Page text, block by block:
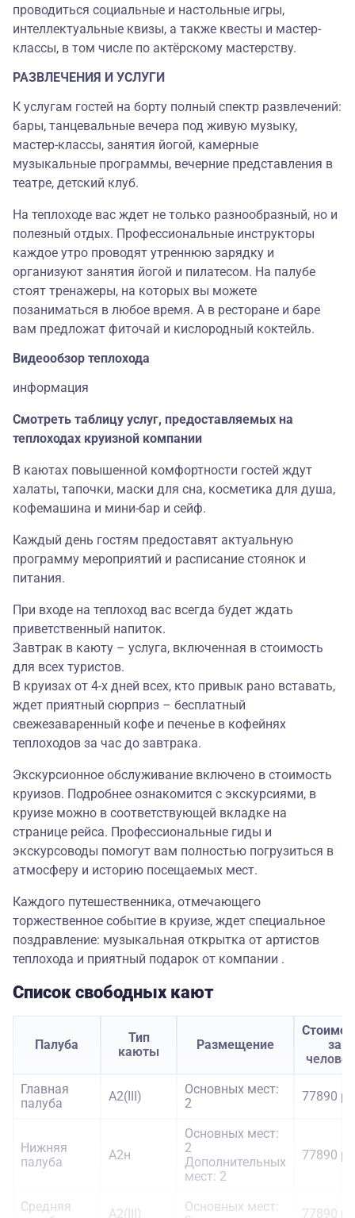
проводиться социальные и настольные игры,
интеллектуальные квизы, а также квесты и мастер-
классы, в том числе по актёрскому мастерству.
РАЗВЛЕЧЕНИЯ И УСЛУГИ
К услугам гостей на борту полный спектр развлечений:
бары, танцевальные вечера под живую музыку,
мастер-классы, занятия йогой, камерные
музыкальные программы, вечерние представления в
театре, детский клуб.
На теплоходе вас ждет не только разнообразный, но и
полезный отдых. Профессиональные инструкторы
каждое утро проводят утреннюю зарядку и
организуют занятия йогой и пилатесом. На палубе
стоят тренажеры, на которых вы можете
позаниматься в любое время. А в ресторане и баре
вам предложат фиточай и кислородный коктейль.
Видеообзор теплохода
информация
Смотреть таблицу услуг, предоставляемых на
теплоходах круизной компании
В каютах повышенной комфортности гостей ждут
халаты, тапочки, маски для сна, косметика для душа,
кофемашина и мини-бар и сейф.
Каждый день гостям предоставят актуальную
программу мероприятий и расписание стоянок и
питания.
При входе на теплоход вас всегда будет ждать
приветственный напиток.
Завтрак в каюту – услуга, включенная в стоимость
для всех туристов.
В круизах от 4-х дней всех, кто привык рано вставать,
ждет приятный сюрприз – бесплатный
свежезаваренный кофе и печенье в кофейнях
теплоходов за час до завтрака.
Экскурсионное обслуживание включено в стоимость
круизов. Подробнее ознакомится с экскурсиями, в
круизе можно в соответствующей вкладке на
странице рейса. Профессиональные гиды и
экскурсоводы помогут вам полностью погрузиться в
атмосферу и историю посещаемых мест.
Каждого путешественника, отмечающего
торжественное событие в круизе, ждет специальное
поздравление: музыкальная открытка от артистов
теплохода и приятный подарок от компании .
Список свободных кают
Палуба
Тип
каюты
Размещение
за
Главная
палуба
А2(III)
Основных мест:
2
77890
Нижняя
палуба
А2н
Основных мест:
2
Дополнительных
мест: 2
77890
Средняя
А2(III)
Основных мест:
77890